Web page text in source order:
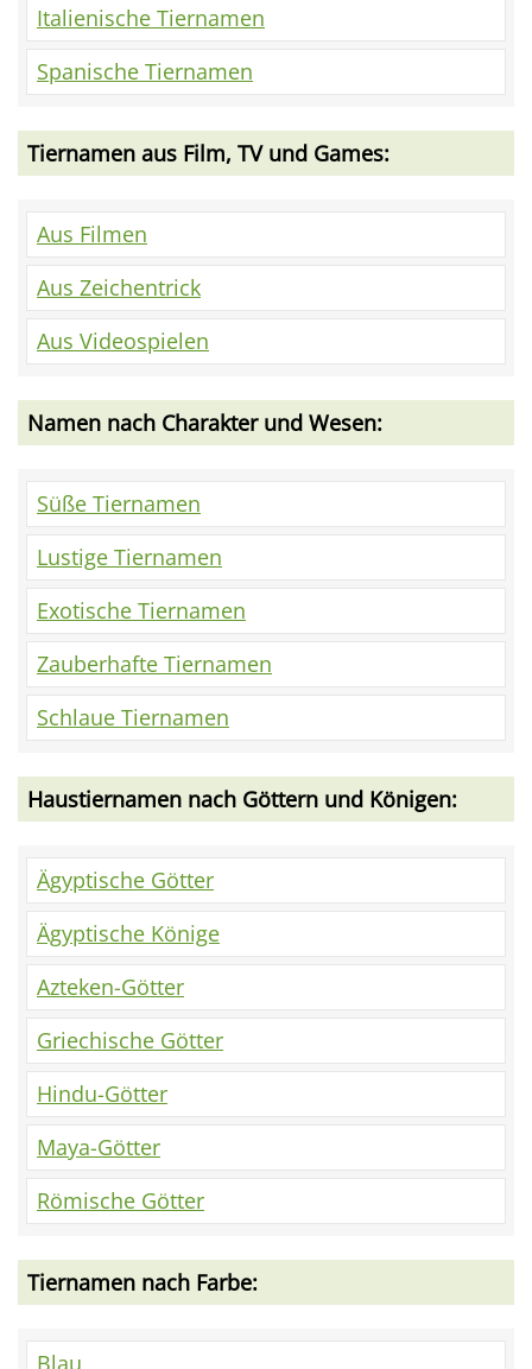
Italienische Tiernamen
Spanische Tiernamen
Tiernamen aus Film, TV und Games:
Aus Filmen
Aus Zeichentrick
Aus Videospielen
Namen nach Charakter und Wesen:
Süße Tiernamen
Lustige Tiernamen
Exotische Tiernamen
Zauberhafte Tiernamen
Schlaue Tiernamen
Haustiernamen nach Göttern und Königen:
Ägyptische Götter
Ägyptische Könige
Azteken-Götter
Griechische Götter
Hindu-Götter
Maya-Götter
Römische Götter
Tiernamen nach Farbe: